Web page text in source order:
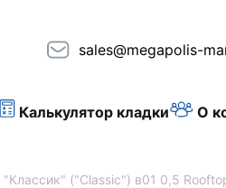
sales@megapolis-
Калькулятор кладки О
"Классик" ("Classic") в01 0,5